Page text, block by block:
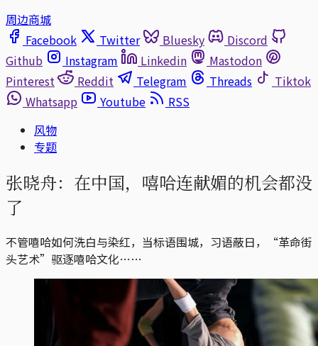
周边商城
Facebook
Twitter Bluesky
Discord
Github
Instagram Linkedin
Mastodon
Pinterest
Reddit Telegram Threads
Tiktok
Whatsapp
Youtube
RSS
风物
专题
张晓舟：在中国，嘻哈连献媚的机会都没
了
不管嘻哈如何洗白与染红，当标语围城，习语蔽日，“革命街
头艺术”驱逐嘻哈文化……